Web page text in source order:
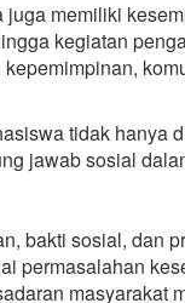
memiliki
kegiatan
tidak hanya
jawab sosial
bakti sosial, dan
permasalahan
masyarakat